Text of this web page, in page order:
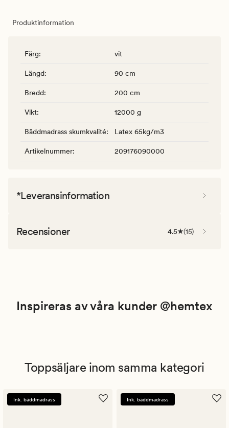
Produktinformation
Färg: vit
Längd: 90 cm
Bredd: 200 cm
Vikt: 12000 g
Bäddmadrass skumkvalité: Latex 65kg/m3
Artikelnummer: 209176090000
*Leveransinformation
Recensioner 4.5 (15)
Inspireras av våra kunder @hemtex
Toppsäljare inom samma kategori
Ink. bäddmadrass Ink. bäddmadrass